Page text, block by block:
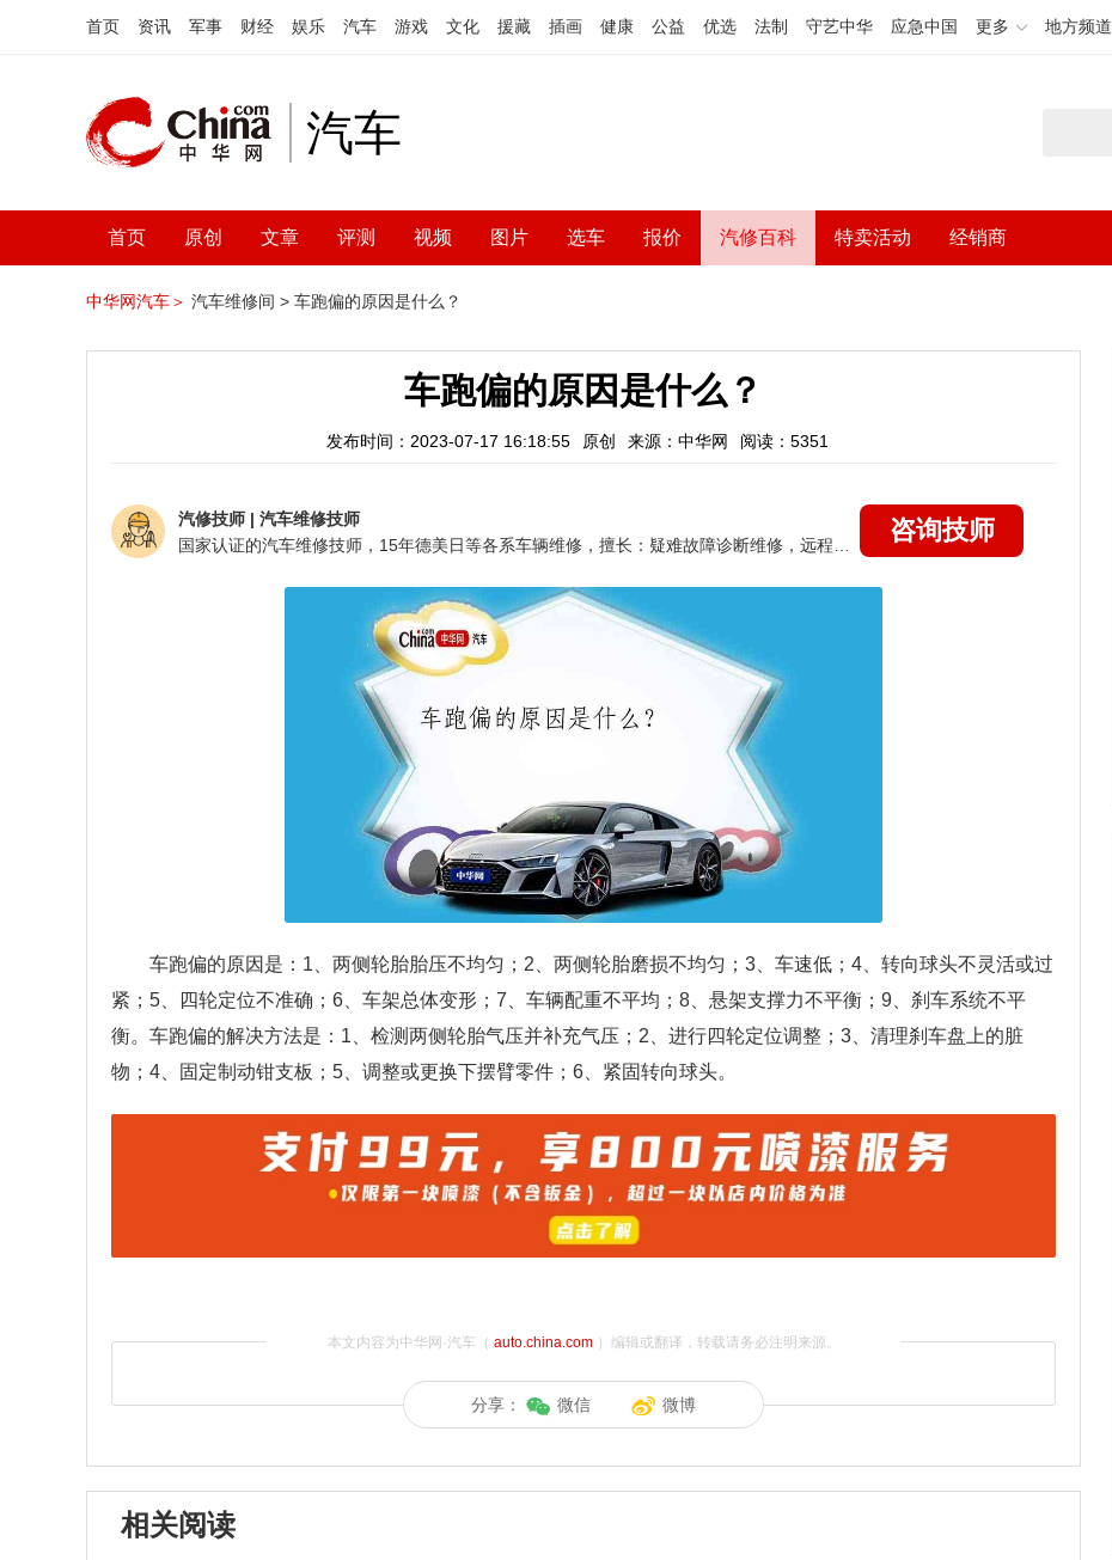
首页 资讯 军事 财经 娱乐 汽车 游戏 文化 援藏 插画 健康 公益 优选 法制 守艺中华 应急中国 更多 地方频道
汽车
首页 原创 文章 评测 视频 图片 选车 报价 汽修百科 特卖活动 经销商
中华网汽车＞ 汽车维修间 > 车跑偏的原因是什么？
车跑偏的原因是什么？
发布时间：2023-07-17 16:18:55 原创 来源：中华网 阅读：5351
汽修技师 | 汽车维修技师
咨询技师
车跑偏的原因是：1、两侧轮胎胎压不均匀；2、两侧轮胎磨损不均匀；3、车速低；4、转向球头不灵活或过
紧；5、四轮定位不准确；6、车架总体变形；7、车辆配重不平均；8、悬架支撑力不平衡；9、刹车系统不平
衡。车跑偏的解决方法是：1、检测两侧轮胎气压并补充气压；2、进行四轮定位调整；3、清理刹车盘上的脏
物；4、固定制动钳支板；5、调整或更换下摆臂零件；6、紧固转向球头。
本文内容为中华网·汽车（ auto.china.com）编辑或翻译，转载请务必注明来源。
分享： 微信 微博
相关阅读